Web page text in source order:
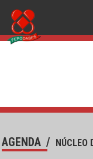
AGENDA / NÚCLEO